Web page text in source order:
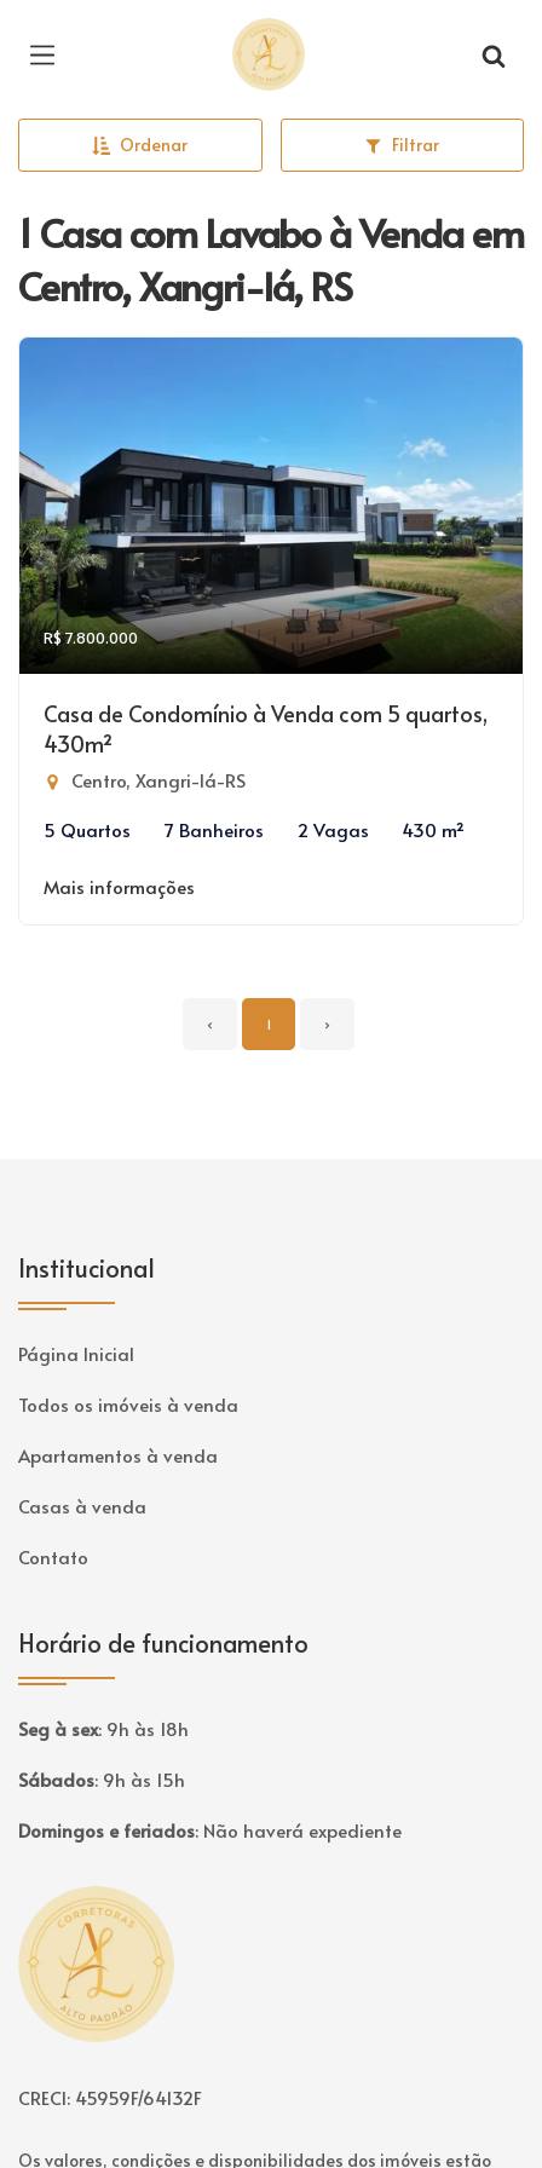
Página inicial
Ordenar Filtrar
1 Casa com Lavabo à Venda em
Centro, Xangri-lá, RS
R$ 7.800.000
Casa de Condomínio à Venda com 5 quartos,
430m²
Centro, Xangri-lá-RS
5 Quartos
7 Banheiros 2 Vagas 430 m²
Mais informações
‹ 1 ›
Institucional
Página Inicial
Todos os imóveis à venda
Apartamentos à venda
Casas à venda
Contato
Horário de funcionamento
Seg à sex: 9h às 18h
Sábados: 9h às 15h
Domingos e feriados: Não haverá expediente
Página inicial
CRECI: 45959F/64132F
Os valores, condições e disponibilidades dos imóveis estão